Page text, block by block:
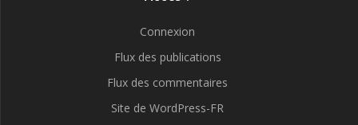
Connexion
Flux des publications
Flux des commentaires
Site de WordPress-FR